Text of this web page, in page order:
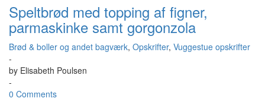
Speltbrød med topping af figner,
parmaskinke samt gorgonzola
Brød & boller og andet bagværk, Opskrifter, Vuggestue opskrifter
-
by Elisabeth Poulsen
-
0 Comments